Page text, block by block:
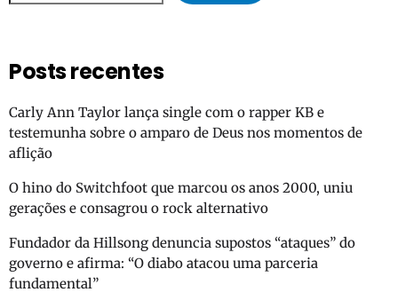
Posts recentes
Carly Ann Taylor lança single com o rapper KB e
testemunha sobre o amparo de Deus nos momentos de
aflição
O hino do Switchfoot que marcou os anos 2000, uniu
gerações e consagrou o rock alternativo
Fundador da Hillsong denuncia supostos “ataques” do
governo e afirma: “O diabo atacou uma parceria
fundamental”